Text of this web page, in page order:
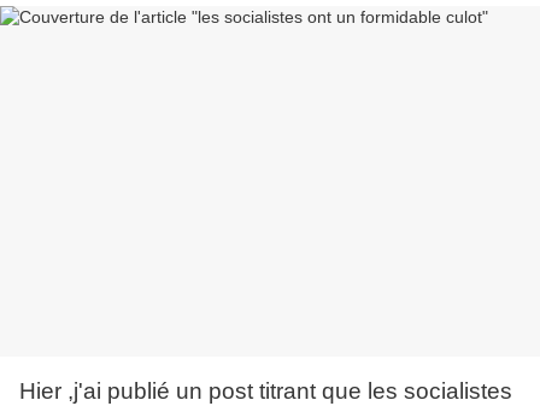
Hier ,j'ai publié un post titrant que les socialistes